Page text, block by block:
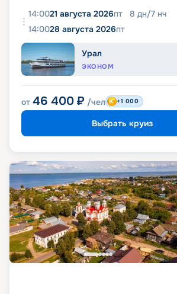
14:0021 августа 2026пт 8 дн/7 нч
14:0028 августа 2026пт
Урал
ЭКОНОМ
от 46 400 ₽ /чел +1 000
Выбрать круиз